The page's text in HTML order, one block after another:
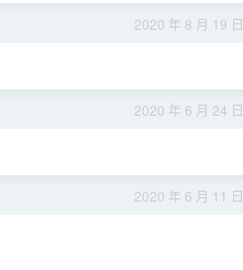
2020 年 8 月 19 日
2020 年 6 月 24 日
2020 年 6 月 11 日